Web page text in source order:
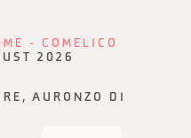
- COMELICO
2026
AURONZO DI